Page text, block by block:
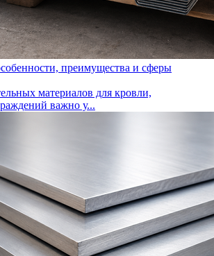
преимущества и сферы
материалов для кровли,
важно у...